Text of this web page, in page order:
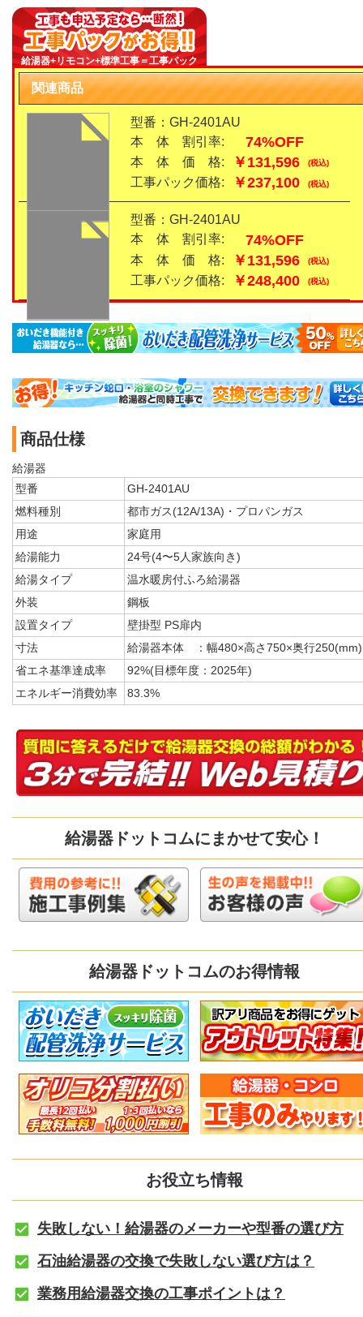
給湯器+リモコン+標準工事＝工事パック
関連商品
型番：GH-2401AU
本 体 割引率:
74%OFF
本 体 価 格: ￥131,596 (税込)
工事パック価格: ￥237,100 (税込)
型番：GH-2401AU
本 体 割引率:
74%OFF
本 体 価 格: ￥131,596 (税込)
工事パック価格: ￥248,400 (税込)
商品仕様
給湯器
型番
GH-2401AU
燃料種別
都市ガス(12A/13A)・プロパンガス
用途
家庭用
給湯能力
24号(4〜5人家族向き)
給湯タイプ
温水暖房付ふろ給湯器
外装
鋼板
設置タイプ
壁掛型 PS扉内
寸法
給湯器本体 ：幅480×高さ750×奥行250(mm)
省エネ基準達成率
92%(目標年度：2025年)
エネルギー消費効率
83.3%
給湯器ドットコムにまかせて安心！
給湯器ドットコムのお得情報
お役立ち情報
失敗しない！給湯器のメーカーや型番の選び方
石油給湯器の交換で失敗しない選び方は？
業務用給湯器交換の工事ポイントは？